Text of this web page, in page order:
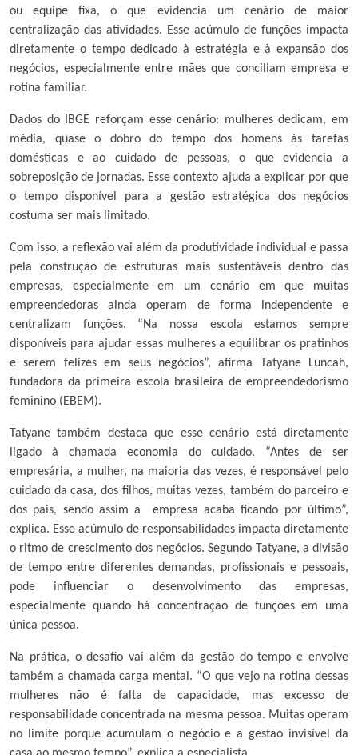
ou equipe fixa, o que evidencia um cenário de maior
centralização das atividades. Esse acúmulo de funções impacta
diretamente o tempo dedicado à estratégia e à expansão dos
negócios, especialmente entre mães que conciliam empresa e
rotina familiar.
Dados do IBGE reforçam esse cenário: mulheres dedicam, em
média, quase o dobro do tempo dos homens às tarefas
domésticas e ao cuidado de pessoas, o que evidencia a
sobreposição de jornadas. Esse contexto ajuda a explicar por que
o tempo disponível para a gestão estratégica dos negócios
costuma ser mais limitado.
Com isso, a reflexão vai além da produtividade individual e passa
pela construção de estruturas mais sustentáveis dentro das
empresas, especialmente em um cenário em que muitas
empreendedoras ainda operam de forma independente e
centralizam funções. “Na nossa escola estamos sempre
disponíveis para ajudar essas mulheres a equilibrar os pratinhos
e serem felizes em seus negócios”, afirma Tatyane Luncah,
fundadora da primeira escola brasileira de empreendedorismo
feminino (EBEM).
Tatyane também destaca que esse cenário está diretamente
ligado à chamada economia do cuidado. “Antes de ser
empresária, a mulher, na maioria das vezes, é responsável pelo
cuidado da casa, dos filhos, muitas vezes, também do parceiro e
dos pais, sendo assim a empresa acaba ficando por último”,
explica. Esse acúmulo de responsabilidades impacta diretamente
o ritmo de crescimento dos negócios. Segundo Tatyane, a divisão
de tempo entre diferentes demandas, profissionais e pessoais,
pode influenciar o desenvolvimento das empresas,
especialmente quando há concentração de funções em uma
única pessoa.
Na prática, o desafio vai além da gestão do tempo e envolve
também a chamada carga mental. “O que vejo na rotina dessas
mulheres não é falta de capacidade, mas excesso de
responsabilidade concentrada na mesma pessoa. Muitas operam
no limite porque acumulam o negócio e a gestão invisível da